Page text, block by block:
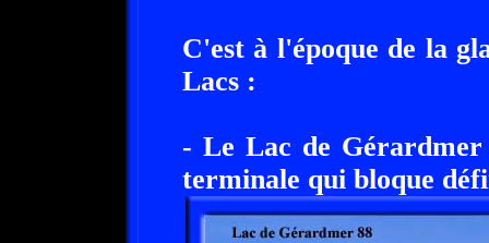
C'est à l'époque de la
Lacs :
- Le Lac de
terminale qui bloque